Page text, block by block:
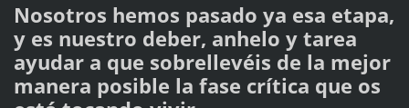
Nosotros hemos pasado ya esa etapa,
y es nuestro deber, anhelo y tarea
ayudar a que sobrellevéis de la mejor
manera posible la fase crítica que os